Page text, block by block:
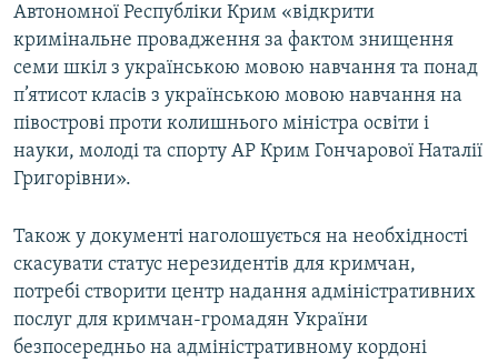
Автономної Республіки Крим «відкрити
кримінальне провадження за фактом знищення
семи шкіл з українською мовою навчання та понад
п’ятисот класів з українською мовою навчання на
півострові проти колишнього міністра освіти і
науки, молоді та спорту АР Крим Гончарової Наталії
Григорівни».
Також у документі наголошується на необхідності
скасувати статус нерезидентів для кримчан,
потребі створити центр надання адміністративних
послуг для кримчан-громадян України
безпосередньо на адміністративному кордоні